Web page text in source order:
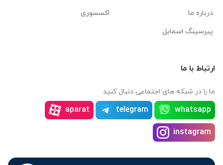
درباره ما
پیرسینگ اسمایل
اکسسوری
ارتباط با ما
ما را در شبکه های اجتماعی دنبال کنید
whatsapp
telegram
aparat
instagram